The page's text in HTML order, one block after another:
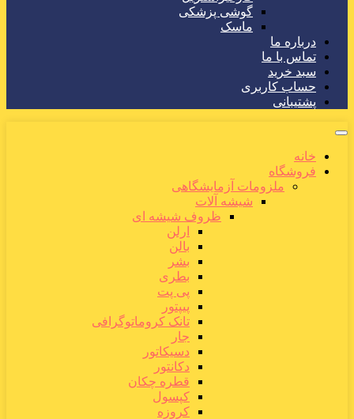
گوشی پزشکی
ماسک
درباره ما
تماس با ما
سبد خرید
حساب کاربری
پشتیبانی
خانه
فروشگاه
ملزومات آزمایشگاهی
شیشه آلات
ظروف شیشه ای
ارلن
بالن
بشر
بطری
پی پت
پیپتور
تانک کروماتوگرافی
جار
دسیکاتور
دکانتور
قطره چکان
کپسول
کروزه